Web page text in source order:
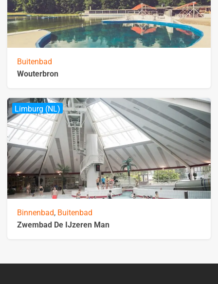
Buitenbad
Wouterbron
Limburg (NL)
Binnenbad, Buitenbad
Zwembad De IJzeren Man